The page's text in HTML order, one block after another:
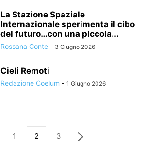
La Stazione Spaziale
Internazionale sperimenta il cibo
del futuro…con una piccola...
Rossana Conte - 3 Giugno 2026
Cieli Remoti
Redazione Coelum - 1 Giugno 2026
1 2 3